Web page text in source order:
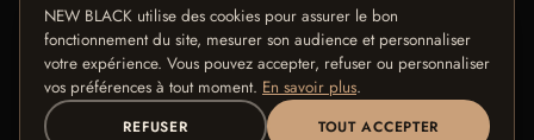
bruine huid.
SHOP
Alle producten
MERK
Ons verhaal
NEW BLACK utilise des cookies pour assurer le bon
fonctionnement du site, mesurer son audience et personnaliser
votre expérience. Vous pouvez accepter, refuser ou personnaliser
vos préférences à tout moment. En savoir plus.
REFUSER TOUT ACCEPTER